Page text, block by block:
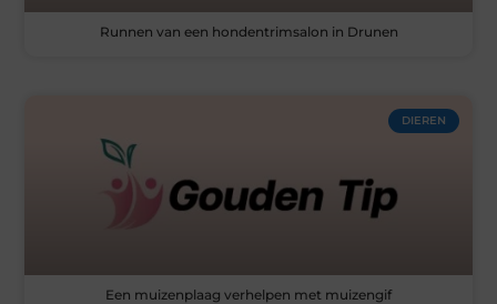
Runnen van een hondentrimsalon in Drunen
DIEREN
Een muizenplaag verhelpen met muizengif